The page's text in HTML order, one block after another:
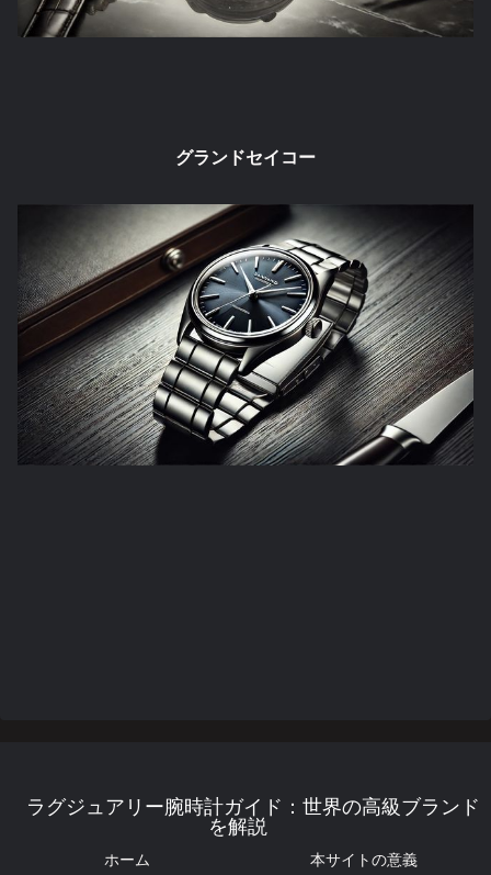
グランドセイコー
ラグジュアリー腕時計ガイド：世界の高級ブランド
を解説
ホーム 本サイトの意義